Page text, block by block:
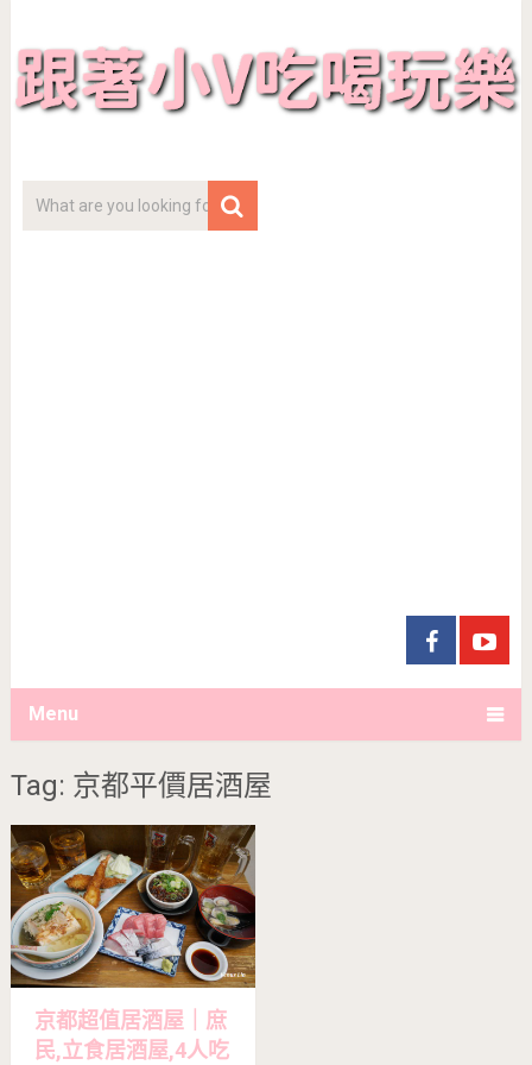
Menu
Tag: 京都平價居酒屋
京都超值居酒屋｜庶
民,立食居酒屋,4人吃